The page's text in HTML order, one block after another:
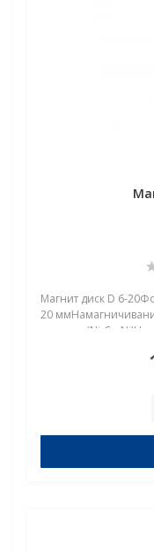
Магнит диск D 6-
20
никель.: (Ni-Cu-
D 6-20 мм —